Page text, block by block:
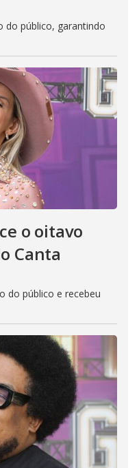
do público, garantindo
o oitavo
Canta
do público e recebeu